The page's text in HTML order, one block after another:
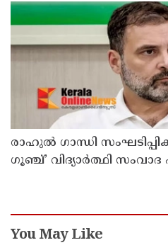
രാഹുൽ ഗാന്ധി
ഗൂഞ്ച്’ വിദ്യാർത്ഥി സംവാദ
You May Like